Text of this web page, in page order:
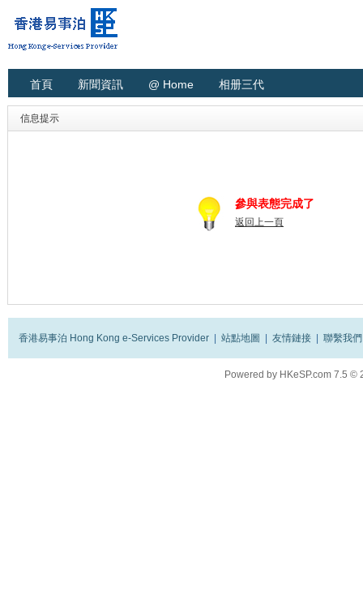
首頁 新聞資訊 @ Home 相册三代
信息提示
參與表態完成了
返回上一頁
香港易事泊 Hong Kong e-Services Provider 站點地圖 友情鏈接 聯繫我們
Powered by HKeSP.com 7.5 ©